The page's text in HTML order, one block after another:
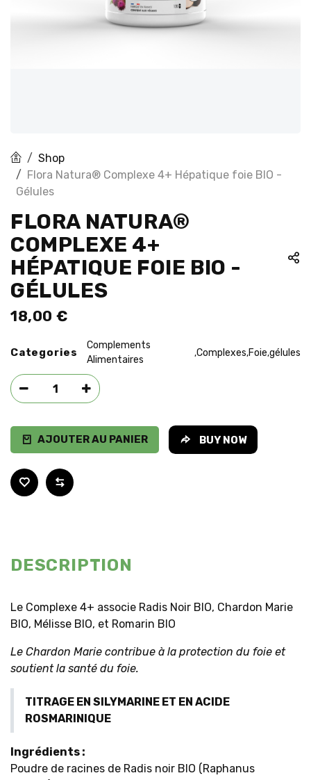
Shop
Flora Natura® Complexe 4+ Hépatique foie BIO -
Gélules
FLORA NATURA®
COMPLEXE 4+
HÉPATIQUE FOIE BIO -
GÉLULES
18,00 €
Categories
Complements
Alimentaires
,Complexes,Foie,gélules
AJOUTER AU PANIER BUY NOW
DESCRIPTION
Le Complexe 4+ associe Radis Noir BIO, Chardon Marie
BIO, Mélisse BIO, et Romarin BIO
Le Chardon Marie contribue à la protection du foie et
soutient la santé du foie.
TITRAGE EN SILYMARINE ET EN ACIDE
ROSMARINIQUE
Ingrédients :
Poudre de racines de Radis noir BIO (Raphanus